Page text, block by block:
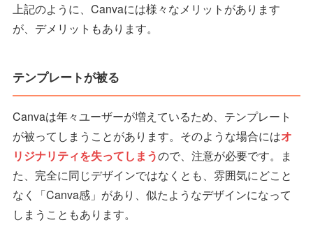
上記のように、Canvaには様々なメリットがあります
が、デメリットもあります。
テンプレートが被る
Canvaは年々ユーザーが増えているため、テンプレート
が被ってしまうことがあります。そのような場合にはオ
リジナリティを失ってしまうので、注意が必要です。ま
た、完全に同じデザインではなくとも、雰囲気にどこと
なく「Canva感」があり、似たようなデザインになって
しまうこともあります。